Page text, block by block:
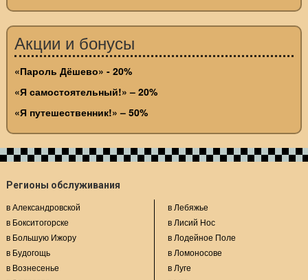
Акции и бонусы
«Пароль Дёшево» - 20%
«Я самостоятельный!» – 20%
«Я путешественник!» – 50%
Регионы обслуживания
в Александровской
в Бокситогорске
в Большую Ижору
в Будогощь
в Вознесенье
в Лебяжье
в Лисий Нос
в Лодейное Поле
в Ломоносове
в Луге